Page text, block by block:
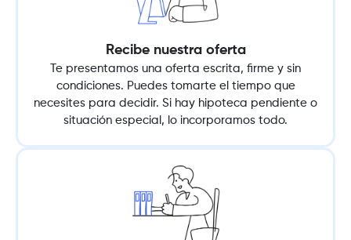
Recibe nuestra oferta
Te presentamos una oferta escrita, firme y sin
condiciones. Puedes tomarte el tiempo que
necesites para decidir. Si hay hipoteca pendiente o
situación especial, lo incorporamos todo.